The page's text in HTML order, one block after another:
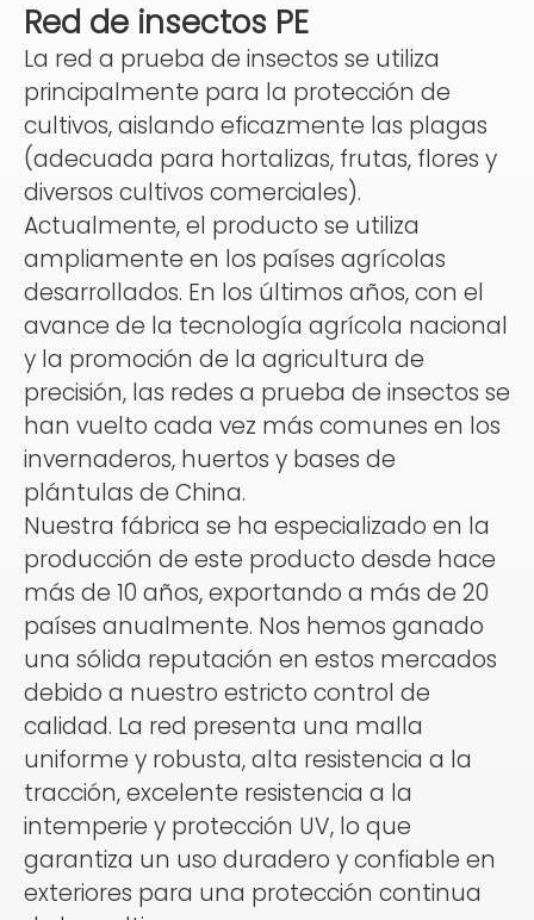
Red de insectos PE
La red a prueba de insectos se utiliza
principalmente para la protección de
cultivos, aislando eficazmente las plagas
(adecuada para hortalizas, frutas, flores y
diversos cultivos comerciales).
Actualmente, el producto se utiliza
ampliamente en los países agrícolas
desarrollados. En los últimos años, con el
avance de la tecnología agrícola nacional
y la promoción de la agricultura de
precisión, las redes a prueba de insectos se
han vuelto cada vez más comunes en los
invernaderos, huertos y bases de
plántulas de China.
Nuestra fábrica se ha especializado en la
producción de este producto desde hace
más de 10 años, exportando a más de 20
países anualmente. Nos hemos ganado
una sólida reputación en estos mercados
debido a nuestro estricto control de
calidad. La red presenta una malla
uniforme y robusta, alta resistencia a la
tracción, excelente resistencia a la
intemperie y protección UV, lo que
garantiza un uso duradero y confiable en
exteriores para una protección continua